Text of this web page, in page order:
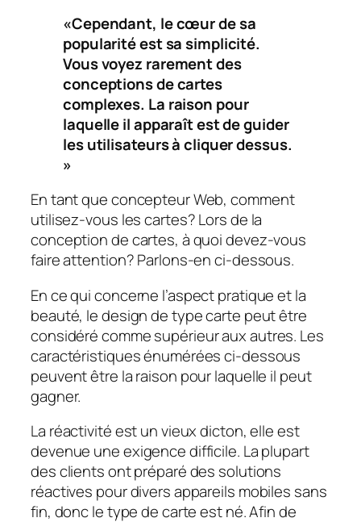
«Cependant, le cœur de sa
popularité est sa simplicité.
Vous voyez rarement des
conceptions de cartes
complexes. La raison pour
laquelle il apparaît est de guider
les utilisateurs à cliquer dessus.
»
En tant que concepteur Web, comment
utilisez-vous les cartes? Lors de la
conception de cartes, à quoi devez-vous
faire attention? Parlons-en ci-dessous.
En ce qui concerne l’aspect pratique et la
beauté, le design de type carte peut être
considéré comme supérieur aux autres. Les
caractéristiques énumérées ci-dessous
peuvent être la raison pour laquelle il peut
gagner.
La réactivité est un vieux dicton, elle est
devenue une exigence difficile. La plupart
des clients ont préparé des solutions
réactives pour divers appareils mobiles sans
fin, donc le type de carte est né. Afin de